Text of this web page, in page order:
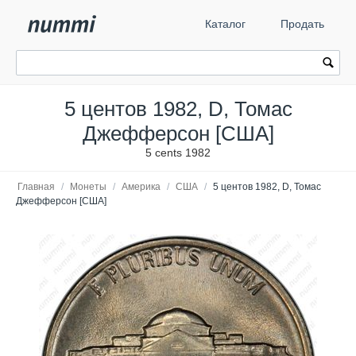
Каталог Продать
5 центов 1982, D, Томас
Джефферсон [США]
5 cents 1982
Главная / Монеты / Америка / США / 5 центов 1982, D, Томас
Джефферсон [США]